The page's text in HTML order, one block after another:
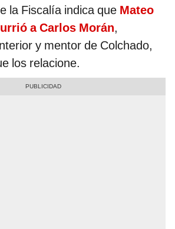
la Fiscalía indica que Mateo
a Carlos Morán,
y mentor de Colchado,
los relacione.